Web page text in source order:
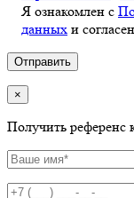
Я ознакомлен с
данных и
×
Получить референс